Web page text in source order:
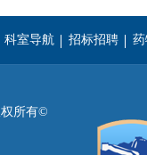
科室导航 招标招聘
所有©